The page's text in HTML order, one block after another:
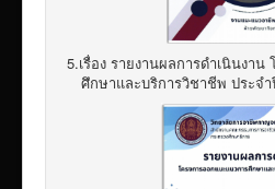
5.เรื่อง รายงานผลการดำเนินงา
ศึกษาและบริการวิชาชีพ ประจ